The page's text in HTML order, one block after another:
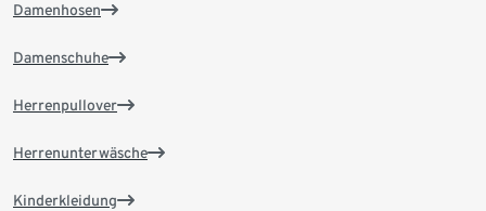
Damenhosen
Damenschuhe
Herrenpullover
Herrenunterwäsche
Kinderkleidung